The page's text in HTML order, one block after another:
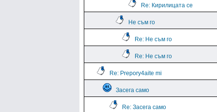
Re: Кирилицата се
Не съм го
Re: Не съм го
Re: Не съм го
Re: Prepory4aite mi
Засега само
Re: Засега само